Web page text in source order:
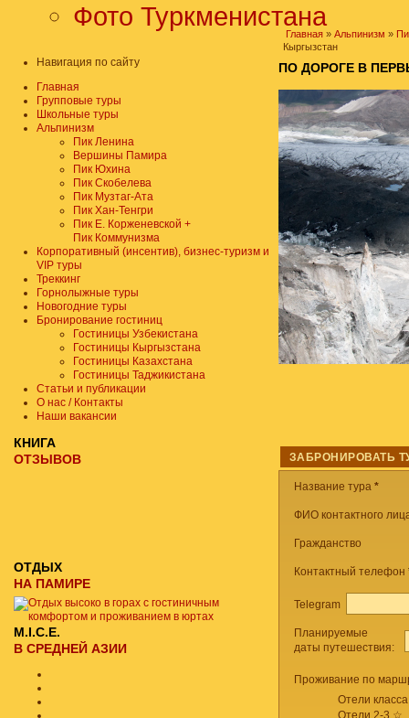
Фото Туркменистана
Главная » Альпинизм »
Кыргызстан
ПО ДОРОГЕ В
ЗАБРОНИРОВАТЬ
Название тура *
ФИО контактного
Гражданство
Контактный телефон
Telegram
Планируемые
даты путешествия:
Проживание по
Отели
Отели 2-3 ☆
Навигация по сайту
Главная
Групповые туры
Школьные туры
Альпинизм
Пик Ленина
Вершины Памира
Пик Юхина
Пик Скобелева
Пик Музтаг-Ата
Пик Хан-Тенгри
Пик Е. Корженевской +
Пик Коммунизма
Корпоративный (инсентив), бизнес-туризм и
VIP туры
Треккинг
Горнолыжные туры
Новогодние туры
Бронирование гостиниц
Гостиницы Узбекистана
Гостиницы Кыргызстана
Гостиницы Казахстана
Гостиницы Таджикистана
Статьи и публикации
О нас / Контакты
Наши вакансии
КНИГА
ОТЗЫВОВ
ОТДЫХ
НА ПАМИРЕ
M.I.C.E.
В СРЕДНЕЙ АЗИИ